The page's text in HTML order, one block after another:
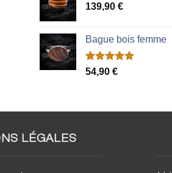
139,90 €
Bague bois femme
Noté5.00
2
54,90 €
LÉGALES